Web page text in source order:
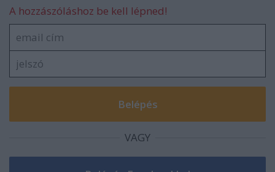
A hozzászóláshoz be kell lépned!
VAGY